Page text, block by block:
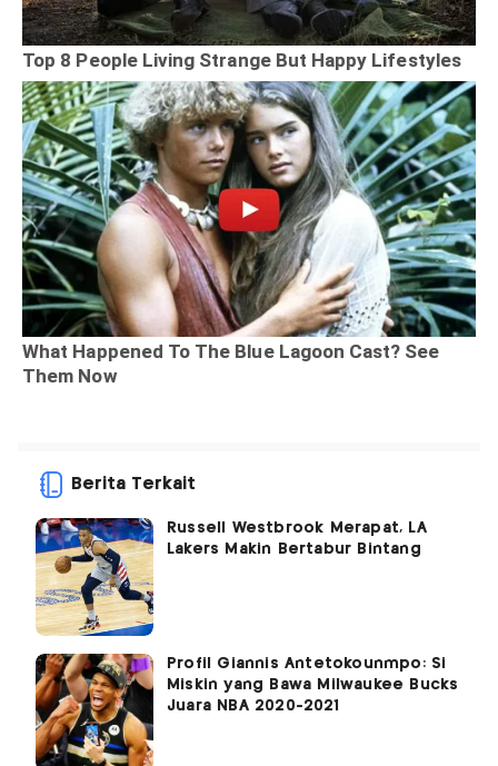
Berita Terkait
Russell Westbrook Merapat, LA
Lakers Makin Bertabur Bintang
Profil Giannis Antetokounmpo: Si
Miskin yang Bawa Milwaukee Bucks
Juara NBA 2020-2021